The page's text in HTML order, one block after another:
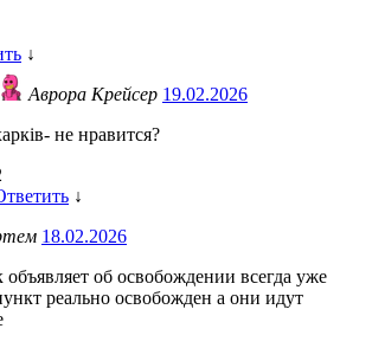
↓
Аврора Крейсер 19.02.2026
не нравится?
↓
18.02.2026
объявляет об освобождении всегда уже
реально освобожден а они идут